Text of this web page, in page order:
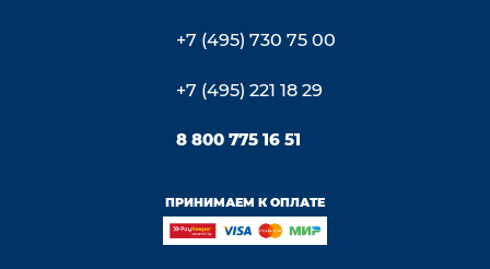
+7 (495) 730 75 00
+7 (495) 221 18 29
8 800 775 16 51
ПРИНИМАЕМ К ОПЛАТЕ